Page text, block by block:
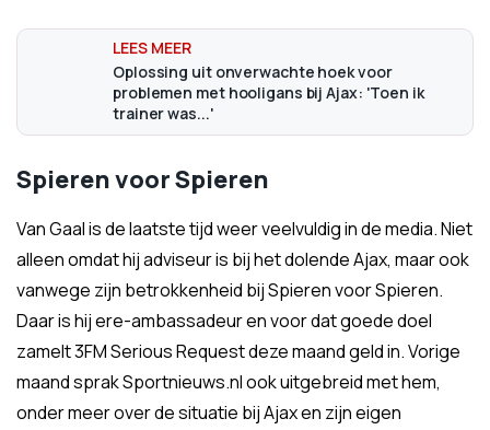
Oplossing uit onverwachte hoek voor
problemen met hooligans bij Ajax: 'Toen ik
trainer was...'
Spieren voor Spieren
Van Gaal is de laatste tijd weer veelvuldig in de media. Niet
alleen omdat hij adviseur is bij het dolende Ajax, maar ook
vanwege zijn betrokkenheid bij Spieren voor Spieren.
Daar is hij ere-ambassadeur en voor dat goede doel
zamelt 3FM Serious Request deze maand geld in. Vorige
maand sprak Sportnieuws.nl ook uitgebreid met hem,
onder meer over de situatie bij Ajax en zijn eigen